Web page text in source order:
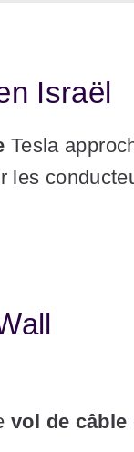
Israël
Tesla
les
vol de câble